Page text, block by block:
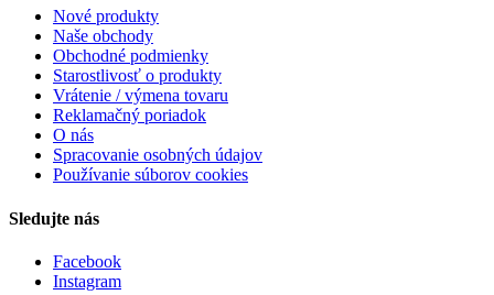
Nové produkty
Naše obchody
Obchodné podmienky
Starostlivosť o produkty
Vrátenie / výmena tovaru
Reklamačný poriadok
O nás
Spracovanie osobných údajov
Používanie súborov cookies
Sledujte nás
Facebook
Instagram